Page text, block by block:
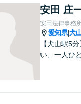
安田 庄
安田法律事務
愛知県|犬
【犬山駅5
い、一人ひ